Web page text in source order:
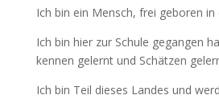
Ich bin ein Mensch, frei geboren
Ich bin hier zur Schule gegangen
kennen gelernt und Schätzen
Ich bin Teil dieses Landes und